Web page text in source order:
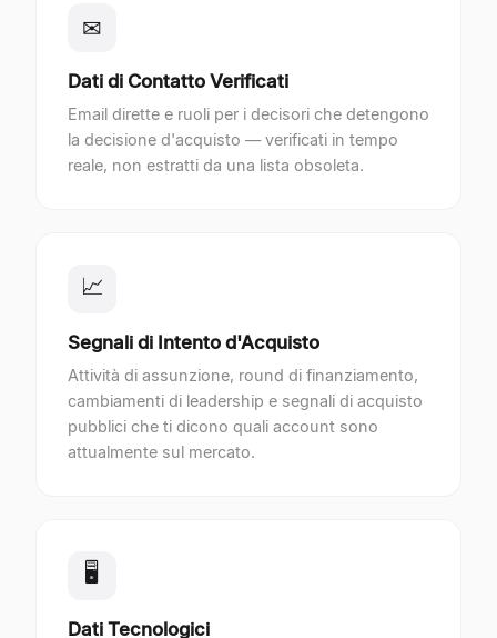
✉
Dati di Contatto Verificati
Email dirette e ruoli per i decisori che detengono
la decisione d'acquisto — verificati in tempo
reale, non estratti da una lista obsoleta.
📈
Segnali di Intento d'Acquisto
Attività di assunzione, round di finanziamento,
cambiamenti di leadership e segnali di acquisto
pubblici che ti dicono quali account sono
attualmente sul mercato.
🖥
Dati Tecnologici